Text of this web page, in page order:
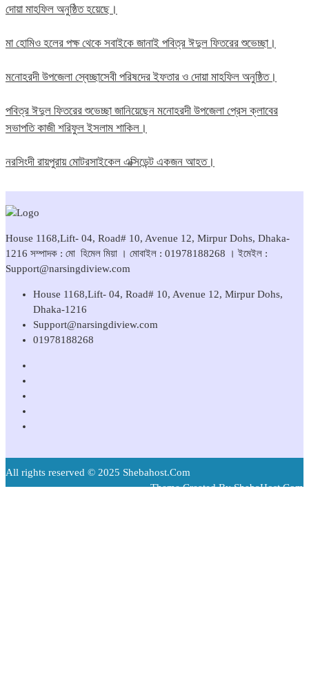
দোয়া মাহফিল অনুষ্ঠিত হয়েছে।
মা হোমিও হলের পক্ষ থেকে সবাইকে জানাই পবিত্র ঈদুল ফিতরের শুভেচ্ছা।
মনোহরদী উপজেলা স্বেচ্ছাসেবী পরিষদের ইফতার ও দোয়া মাহফিল অনুষ্ঠিত।
পবিত্র ঈদুল ফিতরের শুভেচ্ছা জানিয়েছেন মনোহরদী উপজেলা প্রেস ক্লাবের
সভাপতি কাজী শরিফুল ইসলাম শাকিল।
নরসিংদী রায়পুরায় মোটরসাইকেল এক্সিডেন্ট একজন আহত।
House 1168,Lift- 04, Road# 10, Avenue 12, Mirpur Dohs, Dhaka-
1216 সম্পাদক : মো হিমেল মিয়া । মোবাইল : 01978188268 । ইমেইল :
Support@narsingdiview.com
House 1168,Lift- 04, Road# 10, Avenue 12, Mirpur Dohs,
Dhaka-1216
Support@narsingdiview.com
01978188268
All rights reserved © 2025 Shebahost.Com
Theme Created By ShebaHost.Com